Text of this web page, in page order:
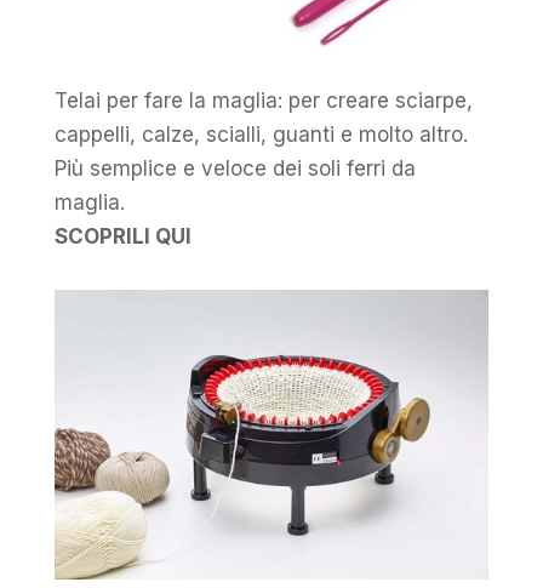
Telai per fare la maglia: per creare sciarpe,
cappelli, calze, scialli, guanti e molto altro.
Più semplice e veloce dei soli ferri da
maglia.
SCOPRILI QUI